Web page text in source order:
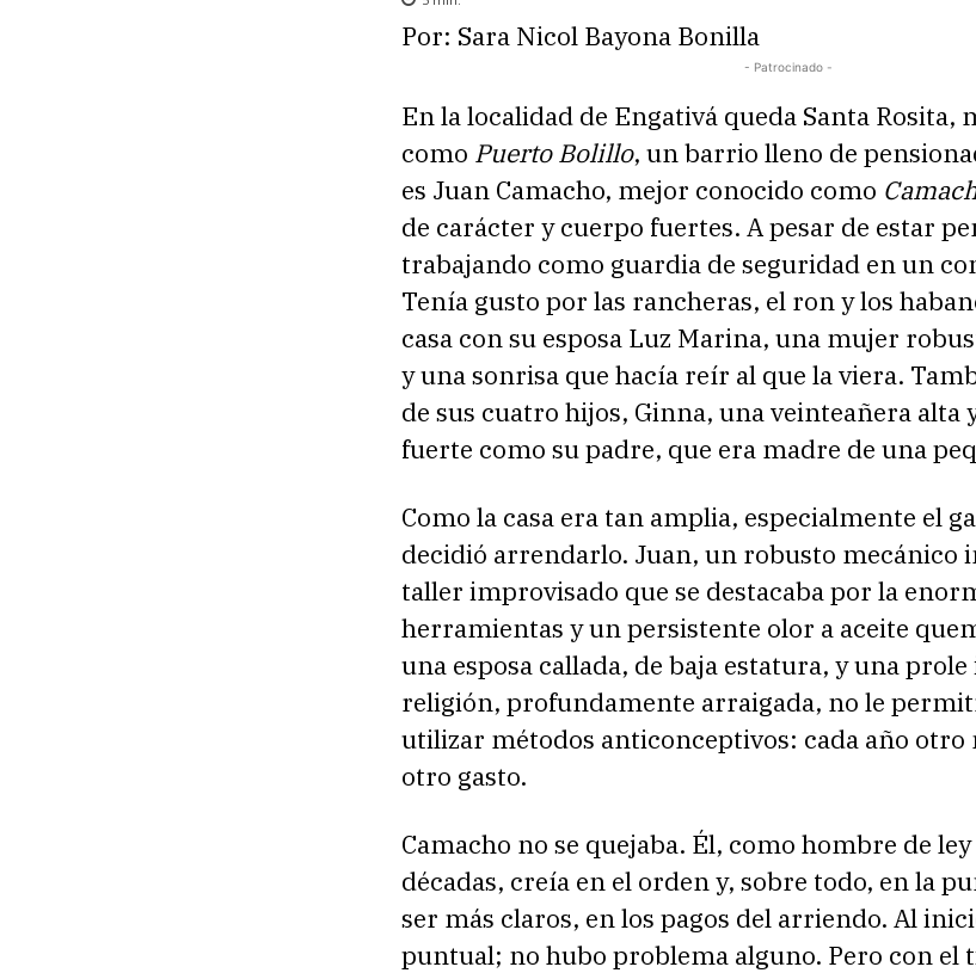
Por: Sara Nicol Bayona Bonilla
- Patrocinado -
En la localidad de Engativá queda Santa Rosita,
como Puerto Bolillo, un barrio lleno de
es Juan Camacho, mejor conocido como
de carácter y cuerpo fuertes. A pesar de estar
trabajando como guardia de seguridad en un
Tenía gusto por las rancheras, el ron y los
casa con su esposa Luz Marina, una mujer
y una sonrisa que hacía reír al que la viera.
de sus cuatro hijos, Ginna, una veinteañera alta
fuerte como su padre, que era madre de una
Como la casa era tan amplia, especialmente el
decidió arrendarlo. Juan, un robusto mecánico
taller improvisado que se destacaba por la
herramientas y un persistente olor a aceite
una esposa callada, de baja estatura, y una
religión, profundamente arraigada, no le
utilizar métodos anticonceptivos: cada año otro
otro gasto.
Camacho no se quejaba. Él, como hombre de
décadas, creía en el orden y, sobre todo, en la
ser más claros, en los pagos del arriendo. Al
puntual; no hubo problema alguno. Pero con el